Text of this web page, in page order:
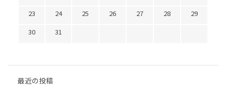
23
24 25 26 27 28
29
30
31
最近の投稿